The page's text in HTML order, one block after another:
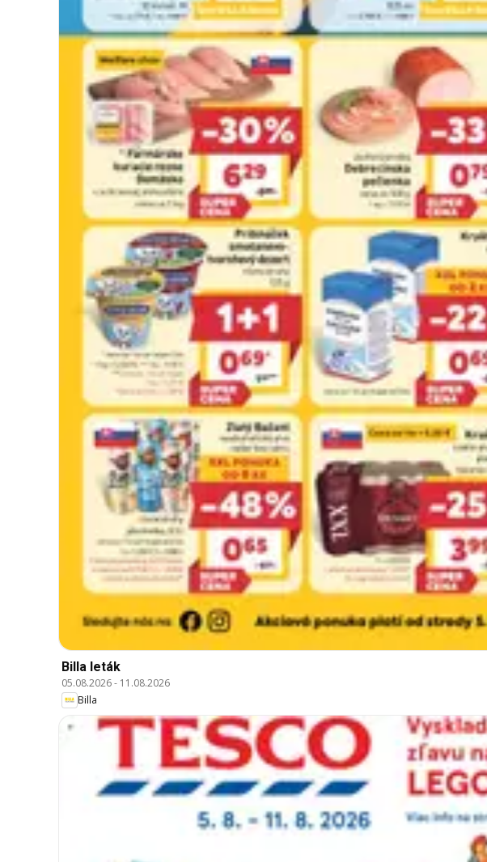
Billa leták
05.08.2026- 11.08.2026
Billa